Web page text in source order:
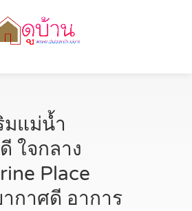
มแม่น้ำ
ใจกลาง
Place
กาศดี อาการ